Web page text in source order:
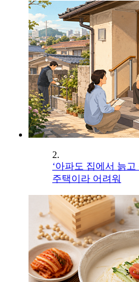
2.
‘아파도 집에서 늙
주택이라 어려워